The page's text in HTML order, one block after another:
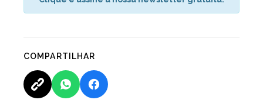
COMPARTILHAR